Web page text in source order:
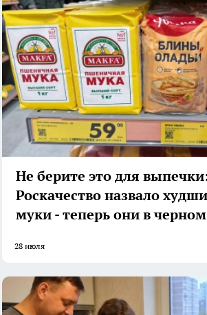
Не берите это для
Роскачество назвало
муки - теперь они в
28 июля